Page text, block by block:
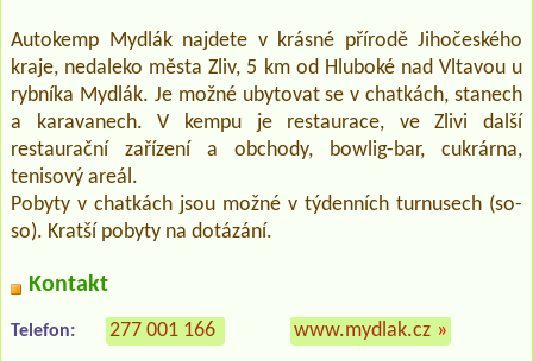
Autokemp Mydlák najdete v krásné přírodě Jihočeského
kraje, nedaleko města Zliv, 5 km od Hluboké nad Vltavou u
rybníka Mydlák. Je možné ubytovat se v chatkách, stanech
a karavanech. V kempu je restaurace, ve Zlivi další
restaurační zařízení a obchody, bowlig-bar, cukrárna,
tenisový areál.
Pobyty v chatkách jsou možné v týdenních turnusech (so-
so). Kratší pobyty na dotázání.
Kontakt
Telefon: 277 001 166 www.mydlak.cz »